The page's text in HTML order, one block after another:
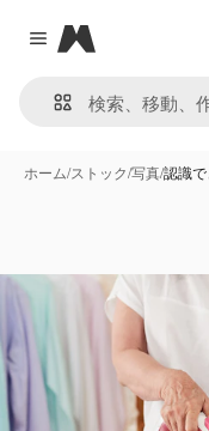
Close menu
Magnific
ホーム/ストック/写真/認識